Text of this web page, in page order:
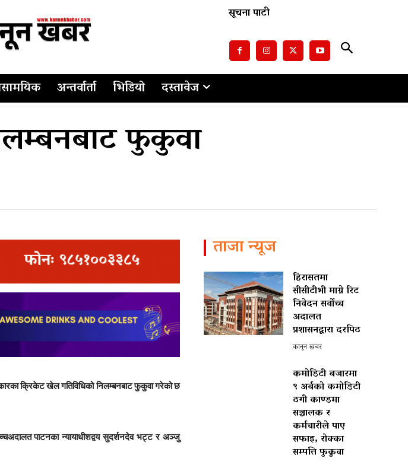
सूचना पाटी
अन्तर्वार्ता भिडियो दस्तावेज
फुकुवा
क्रिकेट खेल गतिविधिको निलम्बनबाट फुकुवा गरेको छ
पाटनका न्यायाधीशद्वय सुदर्शनदेव भट्ट र अञ्जु
ताजा न्यूज
हिरासतमा
सीसीटीभी माग्ने रिट
निवेदन सर्वोच्च
अदालत
प्रशासनद्वारा दरपिठ
कानून खबर
कमोडिटी बजारमा
९ अर्बको कमोडिटी
ठगी काण्डमा
सञ्चालक र
कर्मचारीले पाए
सफाइ, रोक्का
सम्पत्ति फुकुवा